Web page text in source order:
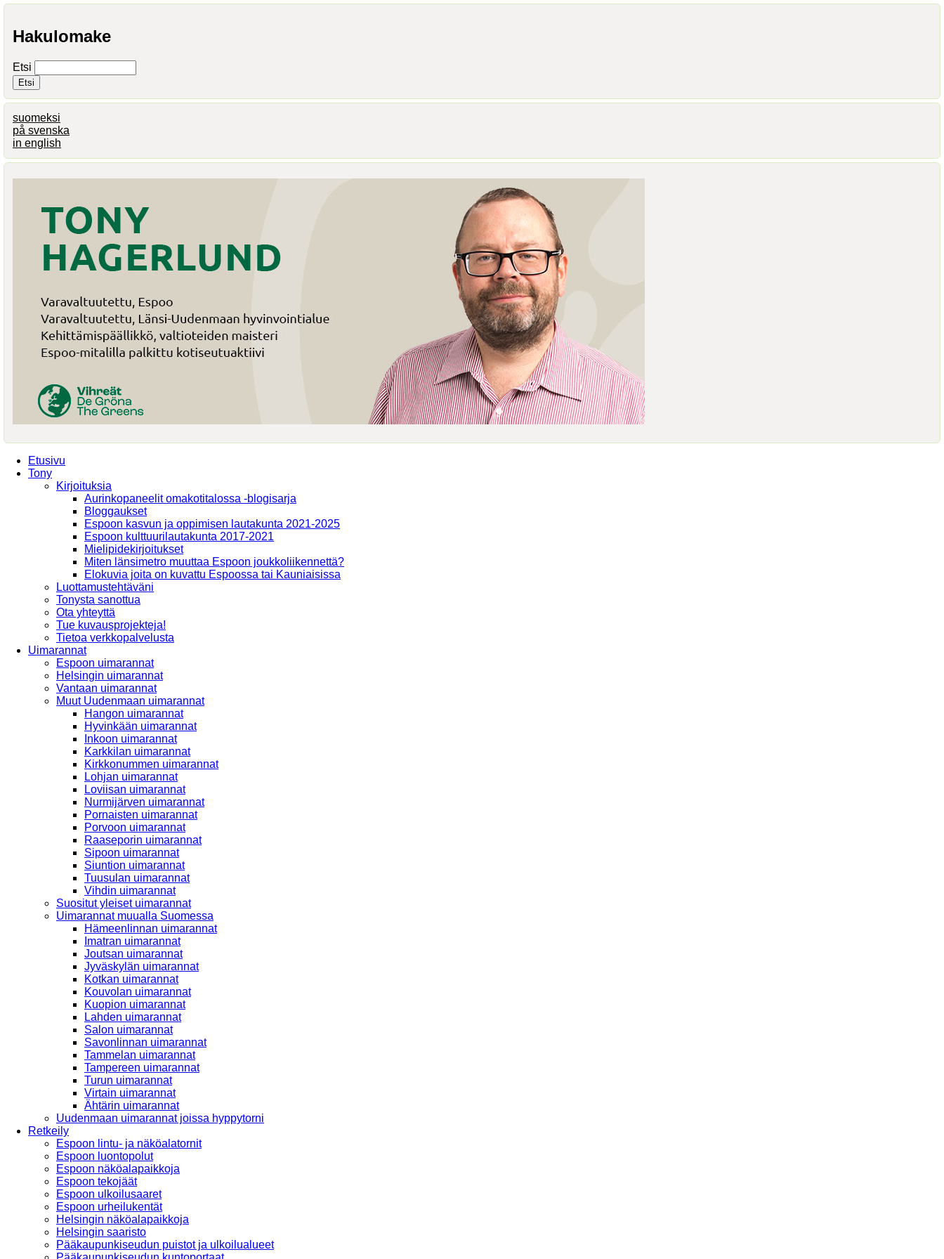
Hakulomake
Etsi
suomeksi
på svenska
in english
Etusivu
Tony
Kirjoituksia
Aurinkopaneelit omakotitalossa -blogisarja
Bloggaukset
Espoon kasvun ja oppimisen lautakunta 2021-2025
Espoon kulttuurilautakunta 2017-2021
Mielipidekirjoitukset
Miten länsimetro muuttaa Espoon joukkoliikennettä?
Elokuvia joita on kuvattu Espoossa tai Kauniaisissa
Luottamustehtäväni
Tonysta sanottua
Ota yhteyttä
Tue kuvausprojekteja!
Tietoa verkkopalvelusta
Uimarannat
Espoon uimarannat
Helsingin uimarannat
Vantaan uimarannat
Muut Uudenmaan uimarannat
Hangon uimarannat
Hyvinkään uimarannat
Inkoon uimarannat
Karkkilan uimarannat
Kirkkonummen uimarannat
Lohjan uimarannat
Loviisan uimarannat
Nurmijärven uimarannat
Pornaisten uimarannat
Porvoon uimarannat
Raaseporin uimarannat
Sipoon uimarannat
Siuntion uimarannat
Tuusulan uimarannat
Vihdin uimarannat
Suositut yleiset uimarannat
Uimarannat muualla Suomessa
Hämeenlinnan uimarannat
Imatran uimarannat
Joutsan uimarannat
Jyväskylän uimarannat
Kotkan uimarannat
Kouvolan uimarannat
Kuopion uimarannat
Lahden uimarannat
Salon uimarannat
Savonlinnan uimarannat
Tammelan uimarannat
Tampereen uimarannat
Turun uimarannat
Virtain uimarannat
Ähtärin uimarannat
Uudenmaan uimarannat joissa hyppytorni
Retkeily
Espoon lintu- ja näköalatornit
Espoon luontopolut
Espoon näköalapaikkoja
Espoon tekojäät
Espoon ulkoilusaaret
Espoon urheilukentät
Helsingin näköalapaikkoja
Helsingin saaristo
Pääkaupunkiseudun puistot ja ulkoilualueet